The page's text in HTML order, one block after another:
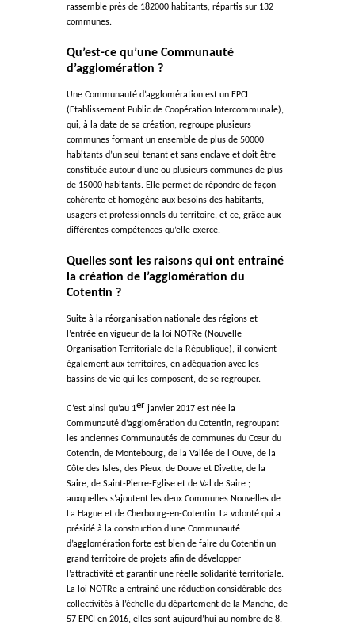
rassemble près de 182000 habitants, répartis sur 132
communes.
Qu’est-ce qu’une Communauté
d’agglomération ?
Une Communauté d’agglomération est un EPCI
(Etablissement Public de Coopération Intercommunale),
qui, à la date de sa création, regroupe plusieurs
communes formant un ensemble de plus de 50000
habitants d’un seul tenant et sans enclave et doit être
constituée autour d’une ou plusieurs communes de plus
de 15000 habitants. Elle permet de répondre de façon
cohérente et homogène aux besoins des habitants,
usagers et professionnels du territoire, et ce, grâce aux
différentes compétences qu’elle exerce.
Quelles sont les raisons qui ont entraîné
la création de l’agglomération du
Cotentin ?
Suite à la réorganisation nationale des régions et
l’entrée en vigueur de la loi NOTRe (Nouvelle
Organisation Territoriale de la République), il convient
également aux territoires, en adéquation avec les
bassins de vie qui les composent, de se regrouper.
C’est ainsi qu’au 1er janvier 2017 est née la
Communauté d’agglomération du Cotentin, regroupant
les anciennes Communautés de communes du Cœur du
Cotentin, de Montebourg, de la Vallée de l’Ouve, de la
Côte des Isles, des Pieux, de Douve et Divette, de la
Saire, de Saint-Pierre-Eglise et de Val de Saire ;
auxquelles s’ajoutent les deux Communes Nouvelles de
La Hague et de Cherbourg-en-Cotentin. La volonté qui a
présidé à la construction d’une Communauté
d’agglomération forte est bien de faire du Cotentin un
grand territoire de projets afin de développer
l’attractivité et garantir une réelle solidarité territoriale.
La loi NOTRe a entrainé une réduction considérable des
collectivités à l’échelle du département de la Manche, de
57 EPCI en 2016, elles sont aujourd’hui au nombre de 8.